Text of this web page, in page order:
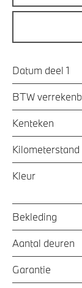
Datum deel 1
BTW
Kenteken
Kilometerstand
Kleur
Bekleding
Aantal deuren
Garantie